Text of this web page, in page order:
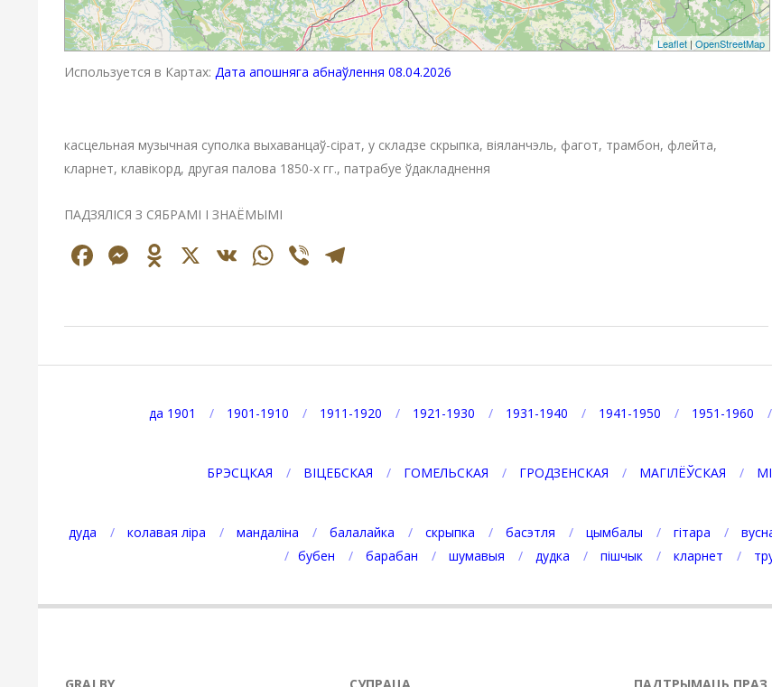
Leaflet | OpenStreetMap
Используется в Картах: Дата апошняга абнаўлення 08.04.2026
касцельная музычная суполка выхаванцаў-сірат, у складзе скрыпка, віяланчэль, фагот, трамбон, флейта,
кларнет, клавікорд, другая палова 1850-х гг., патрабуе ўдакладнення
ПАДЗЯЛІСЯ З СЯБРАМІ І ЗНАЁМЫМІ
Facebook
Messenger
Odnoklassniki
X VK WhatsApp
Viber
05-
да 1901
1901-1910 1911-1920 1921-1930 1931-1940 1941-1950 1951-1960
БРЭСЦКАЯ ВІЦЕБСКАЯ ГОМЕЛЬСКАЯ ГРОДЗЕНСКАЯ МАГІЛЁЎСКАЯ
дуда колавая ліра мандаліна балалайка скрыпка басэтля цымбалы гітара
бубен
барабан шумавыя дудка пішчык кларнет